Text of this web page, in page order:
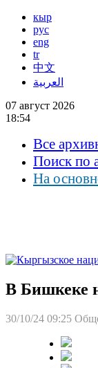
кыр
рус
eng
tr
中文
العربية
07 август 2026
18:54
Все
Поиск по
На
В Бишкеке
30/10/24 09:25